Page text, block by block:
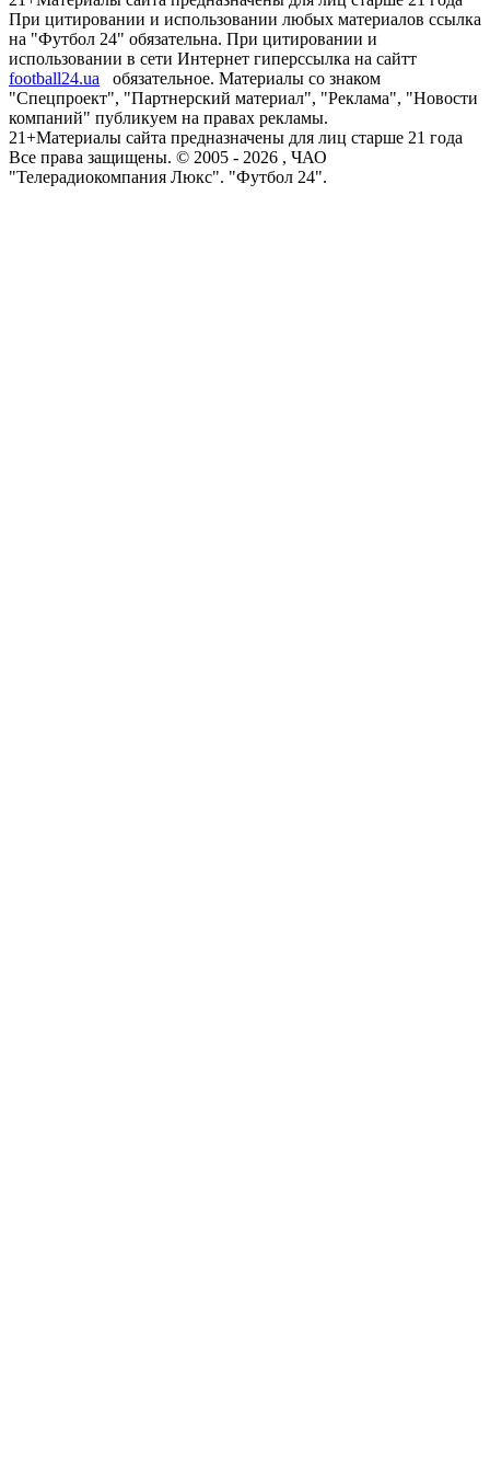
При цитировании и использовании любых материалов ссылка
на "Футбол 24" обязательна. При цитировании и
использовании в сети Интернет гиперссылка на сайтт
football24.ua
обязательное. Материалы со знаком
"Спецпроект", "Партнерский материал", "Реклама", "Новости
компаний" публикуем на правах рекламы.
21+Материалы сайта предназначены для лиц старше 21 года
Все права защищены. © 2005 - 2026 , ЧАО
"Телерадиокомпания Люкс". "Футбол 24".